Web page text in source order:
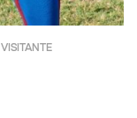
VISITANTE